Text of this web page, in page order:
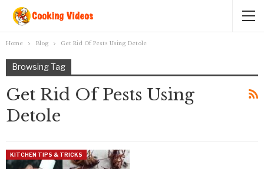
Home Blog Get Rid Of Pests Using Detole
Browsing Tag
Get Rid Of Pests Using
Detole
KITCHEN TIPS & TRICKS